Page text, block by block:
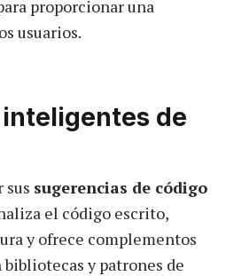
proporcionar una
usuarios.
de
sus sugerencias de código
el código escrito,
y ofrece complementos
bibliotecas y patrones de